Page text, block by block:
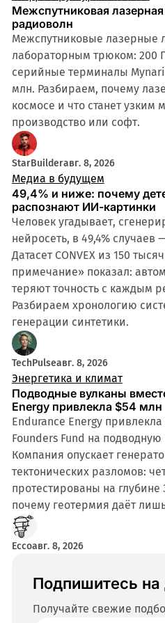
Межспутниковая
радиоволн
Межспутниковые лазерные
лабораторным трюком: 200
серийные терминалы
млн. Разбираем, почему
космосе и что станет
производство или софт.
StarBuilderавг. 8, 2026
Медиа в будущем
49,4% и ниже: почему
распознают ИИ-картинки
Человек угадывает,
нейросеть, в 49,4% случаев
Датасет CONVEX из 150
примечание» показал:
теряют точность с каждым
Разбираем хронологию
генерации синтетики.
TechPulseавг. 8, 2026
Энергетика и климат
Подводные вулканы
Energy привлекла $54 млн
Endurance Energy
Founders Fund на
Компания опускает
тектонических разломов:
протестированы на
почему геотермия даёт
Eccoавг. 8, 2026
Подпишитесь
Получайте свежие